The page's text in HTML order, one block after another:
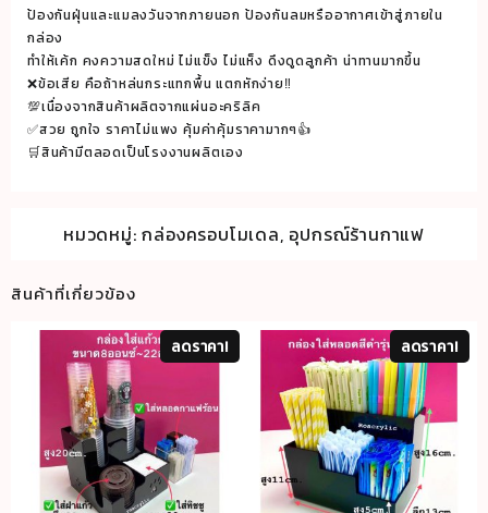
ฐาน
สีดำ
ขนาด
32x15x12
cm.
ชิ้น
ป้องกันฝุ่นและแมลงวันจากภายนอก ป้องกันลมหรืออากาศเข้าสู่ภายใน
กล่อง
ทำให้เค้ก คงความสดใหม่ ไม่แข็ง ไม่แห็ง ดึงดูดลูกค้า น่าทานมากขึ้น
❌ข้อเสีย คือถ้าหล่นกระแทกพื้น แตกหักง่าย‼️
💯เนื่องจากสินค้าผลิตจากแผ่นอะคริลิค
✅สวย ถูกใจ ราคาไม่แพง คุ้มค่าคุ้มราคามากๆ👍
🛒สินค้ามีตลอดเป็นโรงงานผลิตเอง
หมวดหมู่:กล่องครอบโมเดล, อุปกรณ์ร้านกาแฟ
สินค้าที่เกี่ยวข้อง
ลดราคา! ลดราคา!